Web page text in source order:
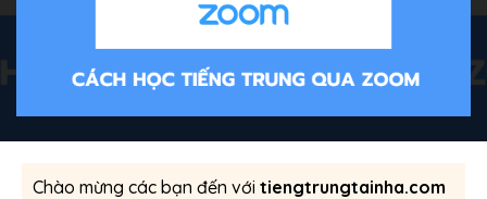
Chào mừng các bạn đến với tiengtrungtainha.com